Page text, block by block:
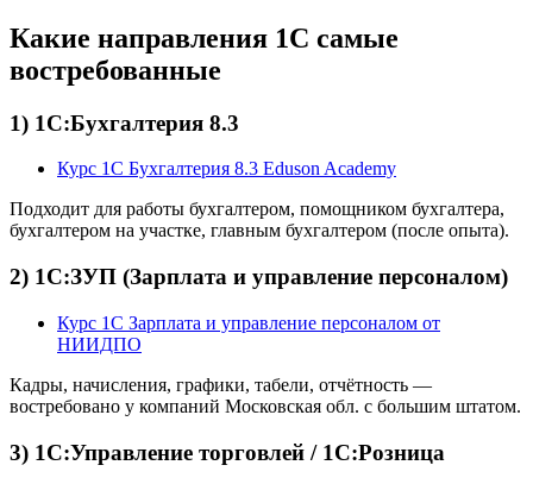
Какие направления 1С самые
востребованные
1) 1С:Бухгалтерия 8.3
Курс 1С Бухгалтерия 8.3 Eduson Academy
Подходит для работы бухгалтером, помощником бухгалтера,
бухгалтером на участке, главным бухгалтером (после опыта).
2) 1С:ЗУП (Зарплата и управление персоналом)
Курс 1С Зарплата и управление персоналом от
НИИДПО
Кадры, начисления, графики, табели, отчётность —
востребовано у компаний Московская обл. с большим штатом.
3) 1С:Управление торговлей / 1С:Розница